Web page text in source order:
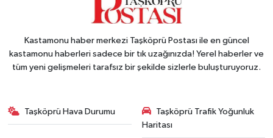
Kastamonu haber merkezi Taşköprü Postası ile en güncel
kastamonu haberleri sadece bir tık uzağınızda! Yerel haberler ve
tüm yeni gelişmeleri tarafsız bir şekilde sizlerle buluşturuyoruz.
Taşköprü Hava Durumu
Taşköprü Trafik Yoğunluk
Haritası